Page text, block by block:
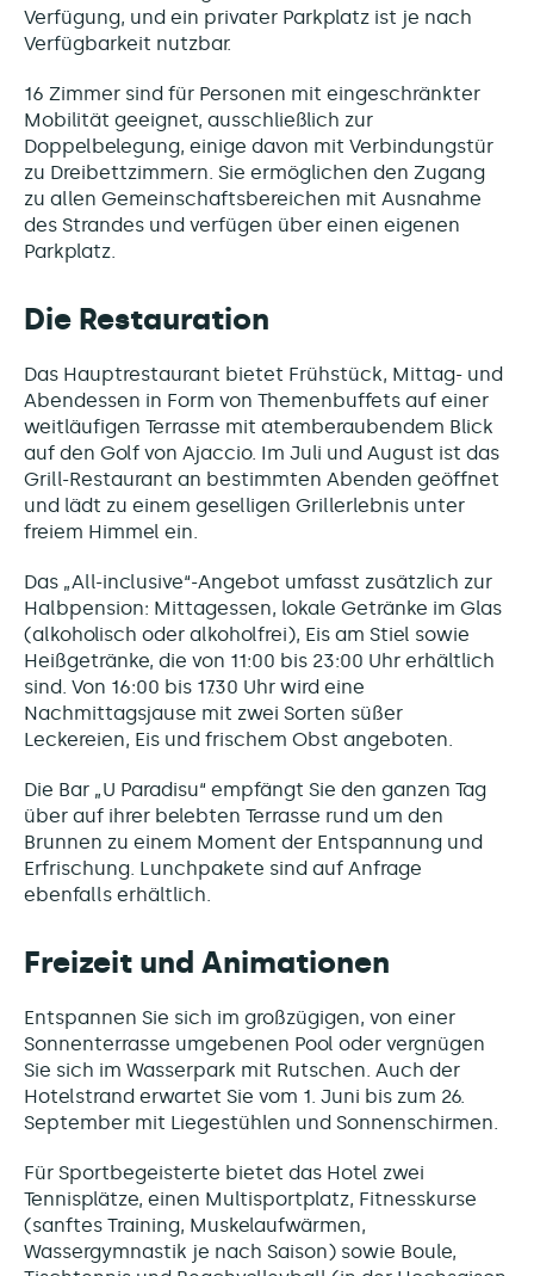
Verfügung, und ein privater Parkplatz ist je nach
Verfügbarkeit nutzbar.
16 Zimmer sind für Personen mit eingeschränkter
Mobilität geeignet, ausschließlich zur
Doppelbelegung, einige davon mit Verbindungstür
zu Dreibettzimmern. Sie ermöglichen den Zugang
zu allen Gemeinschaftsbereichen mit Ausnahme
des Strandes und verfügen über einen eigenen
Parkplatz.
Die Restauration
Das Hauptrestaurant bietet Frühstück, Mittag- und
Abendessen in Form von Themenbuffets auf einer
weitläufigen Terrasse mit atemberaubendem Blick
auf den Golf von Ajaccio. Im Juli und August ist das
Grill-Restaurant an bestimmten Abenden geöffnet
und lädt zu einem geselligen Grillerlebnis unter
freiem Himmel ein.
Das „All-inclusive“-Angebot umfasst zusätzlich zur
Halbpension: Mittagessen, lokale Getränke im Glas
(alkoholisch oder alkoholfrei), Eis am Stiel sowie
Heißgetränke, die von 11:00 bis 23:00 Uhr erhältlich
sind. Von 16:00 bis 17:30 Uhr wird eine
Nachmittagsjause mit zwei Sorten süßer
Leckereien, Eis und frischem Obst angeboten.
Die Bar „U Paradisu“ empfängt Sie den ganzen Tag
über auf ihrer belebten Terrasse rund um den
Brunnen zu einem Moment der Entspannung und
Erfrischung. Lunchpakete sind auf Anfrage
ebenfalls erhältlich.
Freizeit und Animationen
Entspannen Sie sich im großzügigen, von einer
Sonnenterrasse umgebenen Pool oder vergnügen
Sie sich im Wasserpark mit Rutschen. Auch der
Hotelstrand erwartet Sie vom 1. Juni bis zum 26.
September mit Liegestühlen und Sonnenschirmen.
Für Sportbegeisterte bietet das Hotel zwei
Tennisplätze, einen Multisportplatz, Fitnesskurse
(sanftes Training, Muskelaufwärmen,
Wassergymnastik je nach Saison) sowie Boule,